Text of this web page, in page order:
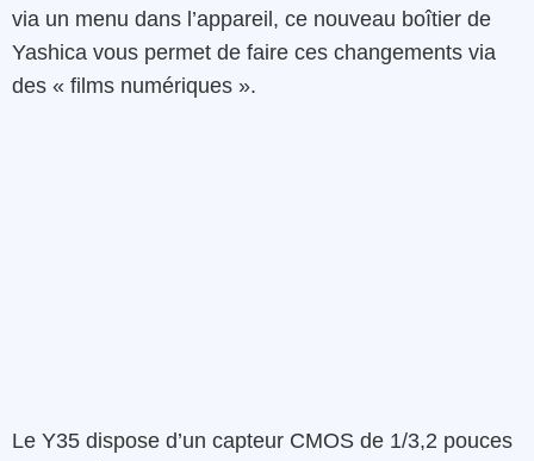
via un menu dans l’appareil, ce nouveau boîtier de
Yashica vous permet de faire ces changements via
des « films numériques ».
Le Y35 dispose d’un capteur CMOS de 1/3,2 pouces